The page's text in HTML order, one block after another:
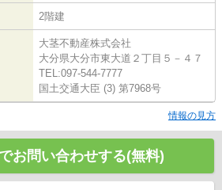
2階建
大茎不動産株式会社
大分県大分市東大道２丁目５－４７
TEL:097-544-7777
国土交通大臣 (3) 第7968号
情報の見方
お問い合わせする(無料)